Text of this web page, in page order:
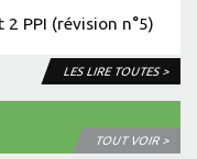
PPI (révision n°5)
LES LIRE TOUTES >
TOUT VOIR >